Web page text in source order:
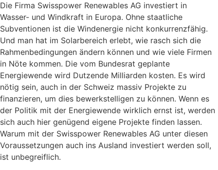
Die Firma Swisspower Renewables AG investiert in
Wasser- und Windkraft in Europa. Ohne staatliche
Subventionen ist die Windenergie nicht konkurrenzfähig.
Und man hat im Solarbereich erlebt, wie rasch sich die
Rahmenbedingungen ändern können und wie viele Firmen
in Nöte kommen. Die vom Bundesrat geplante
Energiewende wird Dutzende Milliarden kosten. Es wird
nötig sein, auch in der Schweiz massiv Projekte zu
finanzieren, um dies bewerkstelligen zu können. Wenn es
der Politik mit der Energiewende wirklich ernst ist, werden
sich auch hier genügend eigene Projekte finden lassen.
Warum mit der Swisspower Renewables AG unter diesen
Voraussetzungen auch ins Ausland investiert werden soll,
ist unbegreiflich.